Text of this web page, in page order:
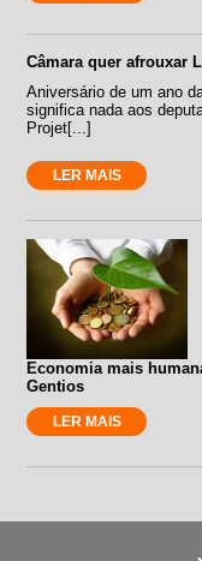
Câmara quer afrouxar
Aniversário de um ano
significa nada aos
Projet[...]
LER MAIS
Economia mais
Gentios
LER MAIS